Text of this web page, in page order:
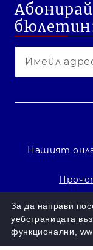
Нашият
За да направи
уебстраницата
функционални,